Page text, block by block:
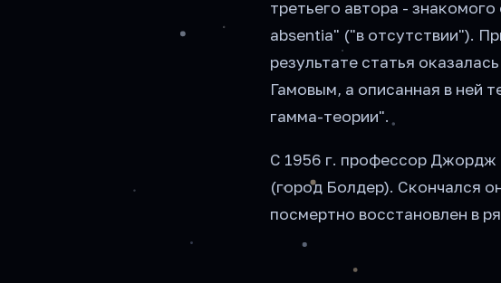
третьего автора -
absentia" ("в отсутствии").
результате статья
Гамовым, а описанная в ней
гамма-теории".
С 1956 г. профессор Джордж
(город Болдер). Скончался
посмертно восстановлен в